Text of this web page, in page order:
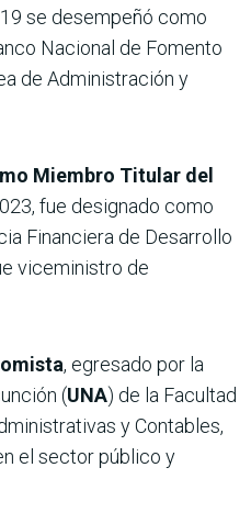
se desempeñó como
Nacional de Fomento
de Administración y
Miembro Titular del
fue designado como
Financiera de Desarrollo
viceministro de
, egresado por la
(UNA) de la Facultad
y Contables,
el sector público y